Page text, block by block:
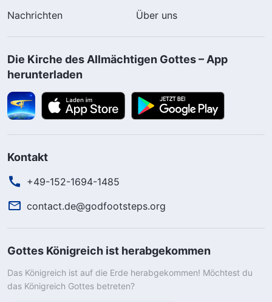
Nachrichten
Über uns
Die Kirche des Allmächtigen Gottes – App
herunterladen
Kontakt
+49-152-1694-1485
contact.de@godfootsteps.org
Gottes Königreich ist herabgekommen
Das Königreich ist auf die Erde herabgekommen! Möchtest du
das Königreich Gottes betreten?